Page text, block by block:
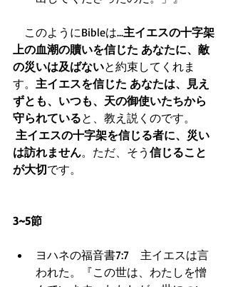
このようにBibleは...主イエスの十字架
上の血潮の贖いを信じた あなたに、敵
の災いは及ばないと約束してくれま
す。 主イエスを信じた あなたは、見え
ずとも、いつも、天の御使いたちから
守られていると、教え説くのです。
主イエスの十字架を信じる者に、災い
は訪れません。ただ、そう 信じること
が大切です。
3~5節
ヨハネの福音書7:7　主イエスは言
われた。『この世は、わたしを憎